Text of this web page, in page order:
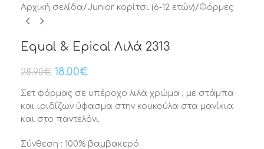
Αρχική σελίδα/Junior κορίτσι (6-12 ετών)/Φόρμες
Equal & Epical Λιλά 2313
28.90€ 18.00€
Σετ φόρμας σε υπέροχο λιλά χρώμα , με στάμπα
και ιριδίζων ύφασμα στην κουκούλα στα μανίκια
και στο παντελόνι.
Σύνθεση : 100% βαμβακερό